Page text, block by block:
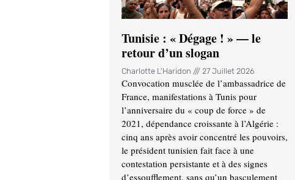
Tunisie : « Dégage ! » — le
retour d’un slogan
Charlotte L'Haridon 27 Juillet 2026
Convocation musclée de l’ambassadrice de
France, manifestations à Tunis pour
l’anniversaire du « coup de force » de
2021, dépendance croissante à l’Algérie :
cinq ans après avoir concentré les pouvoirs,
le président tunisien fait face à une
contestation persistante et à des signes
d’essoufflement, sans qu’un basculement